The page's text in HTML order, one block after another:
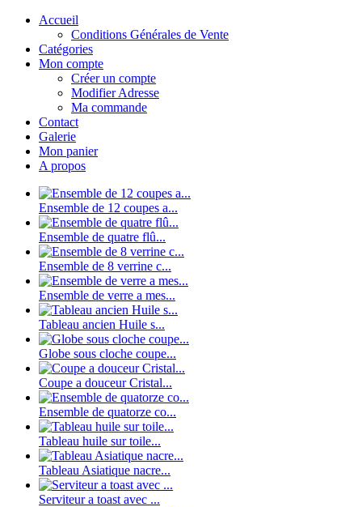
Accueil
Conditions Générales de Vente
Catégories
Mon compte
Créer un compte
Modifier Adresse
Ma commande
Contact
Galerie
Mon panier
A propos
Ensemble de 12 coupes a...
Ensemble de quatre flû...
Ensemble de 8 verrine c...
Ensemble de verre a mes...
Tableau ancien Huile s...
Globe sous cloche coupe...
Coupe a douceur Cristal...
Ensemble de quatorze co...
Tableau huile sur toile...
Tableau Asiatique nacre...
Serviteur a toast avec ...